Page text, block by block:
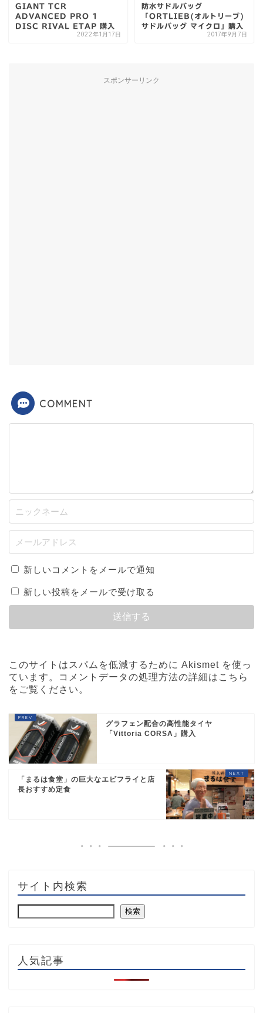
GIANT TCR
ADVANCED PRO 1
DISC RIVAL ETAP 購入
2022年1月17日
防水サドルバッグ
「ORTLIEB(オルトリーブ)
サドルバッグ マイクロ」購入
2017年9月7日
スポンサーリンク
COMMENT
新しいコメントをメールで通知
新しい投稿をメールで受け取る
このサイトはスパムを低減するために Akismet を使っ
ています。
コメントデータの処理方法の詳細はこちら
をご覧ください 。
グラフェン配合の高性能タイヤ
「Vittoria CORSA」購入
「まるは食堂」の巨大なエビフライと店
長おすすめ定食
サイト内検索
検索
人気記事